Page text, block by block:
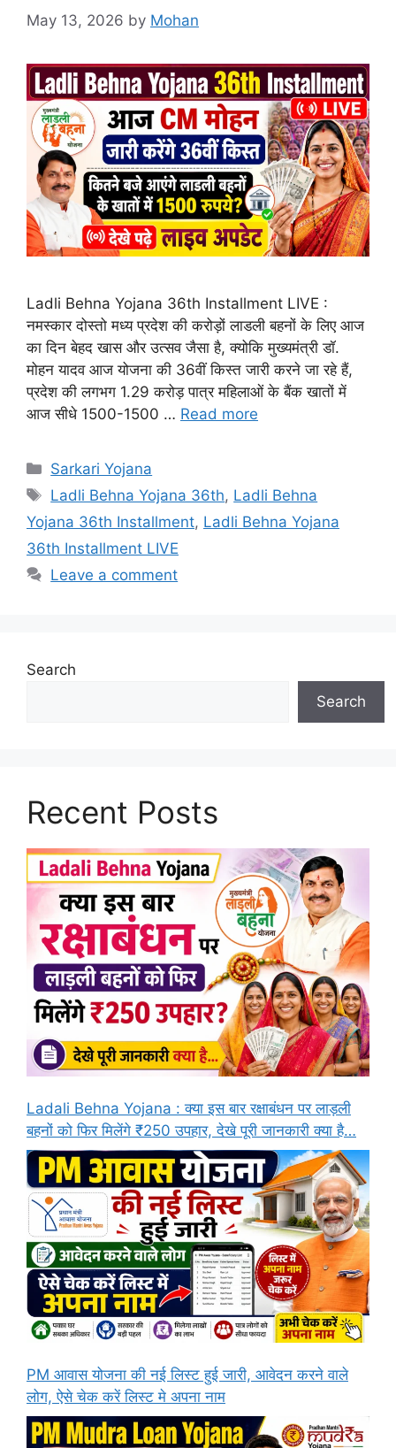
May 13, 2026 by Mohan
Ladli Behna Yojana 36th Installment LIVE :
नमस्कार दोस्तो मध्य प्रदेश की करोड़ों लाडली बहनों के लिए आज
का दिन बेहद खास और उत्सव जैसा है, क्योकि मुख्यमंत्री डॉ.
मोहन यादव आज योजना की 36वीं किस्त जारी करने जा रहे हैं,
प्रदेश की लगभग 1.29 करोड़ पात्र महिलाओं के बैंक खातों में
आज सीधे 1500-1500 … Read more
Categories
Sarkari Yojana
Tags
Ladli Behna Yojana 36th, Ladli Behna
Yojana 36th Installment, Ladli Behna Yojana
36th Installment LIVE
Leave a comment
Search
Search
Recent Posts
Ladali Behna Yojana : क्या इस बार रक्षाबंधन पर लाड़ली
बहनों को फिर मिलेंगे ₹250 उपहार, देखे पूरी जानकारी क्या है…
PM आवास योजना की नई लिस्ट हुई जारी, आवेदन करने वाले
लोग, ऐसे चेक करें लिस्ट मे अपना नाम